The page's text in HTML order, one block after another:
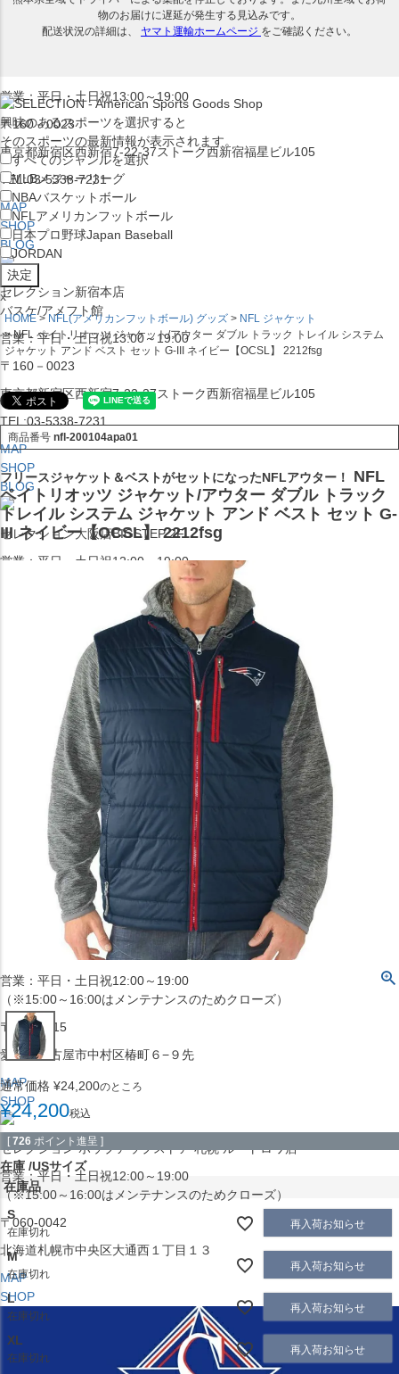
営業：平日・土日祝13:00～19:00
〒160－0023
東京都新宿区西新宿7-22-37ストーク西新宿福星ビル105
TEL:03-5338-7231
MAP
SHOP
BLOG
セレクション新宿本店
バスケ/アメフト館
営業：平日・土日祝13:00～19:00
〒160－0023
東京都新宿区西新宿7-22-37ストーク西新宿福星ビル105
TEL:03-5338-7231
MAP
SHOP
BLOG
セレクション大阪店BIGSTEP 2F
営業：平日・土日祝12:00～19:00
大阪府大阪市中央区西心斎橋1丁目6番14号
TEL:06-4708-3300
JR水道橋駅西口店
営業：土・日・祝日のみ 12:00-18:00
〒101-0061
東京都千代田区神田三崎町２丁目２２−１ 1F
セレクション名古屋エスカ地下街店
営業：平日・土日祝12:00～19:00
（※15:00～16:00はメンテナンスのためクローズ）
〒453-0015
愛知県名古屋市中村区椿町６−９先
MAP
SHOP
セレクション ポップアップストア 札幌 ル・トロワ店
営業：平日・土日祝12:00～19:00
（※15:00～16:00はメンテナンスのためクローズ）
〒060-0042
北海道札幌市中央区大通西１丁目１３
MAP
SHOP
興味のあるスポーツを選択すると
そのスポーツの最新情報が表示されます。
すべてのジャンルを選択
MLBメジャーリーグ
NBAバスケットボール
NFL アメリカンフットボール
日本プロ野球Japan Baseball
JORDAN
x
HOME NFL(アメリカンフットボール) グッズ
NFL ジャケット
NFL ペイトリオッツ ジャケット/アウター ダブル トラック トレイル システム
ジャケット アンド ベスト セット G-III ネイビー【OCSL】 2212fsg
商品番号 nfl-200104apa01
フリースジャケット＆ベストがセットになったNFLアウター！
NFL
ペイトリオッツ ジャケット/アウター ダブル トラック
トレイル システム ジャケット アンド ベスト セット G-
III ネイビー【OCSL】 2212fsg
通常価格 ¥24,200のところ
¥24,200税込
[ 726 ポイント進呈 ]
在庫 USサイズ
在庫品
S
在庫切れ
再入荷お知らせ
M
在庫切れ
再入荷お知らせ
L
在庫切れ
再入荷お知らせ
XL
在庫切れ
再入荷お知らせ